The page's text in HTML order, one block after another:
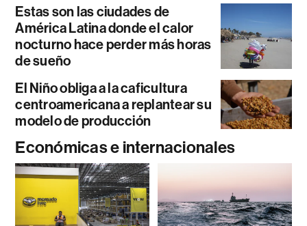
Estas son las ciudades de
América Latina donde el calor
nocturno hace perder más horas
de sueño
El Niño obliga a la caficultura
centroamericana a replantear su
modelo de producción
Económicas e internacionales